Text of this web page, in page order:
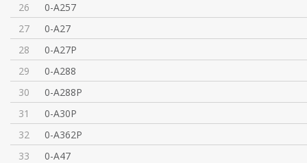
26
0-A257
27
0-A27
28
0-A27P
29
0-A288
30
0-A288P
31
0-A30P
32
0-A362P
33
0-A47